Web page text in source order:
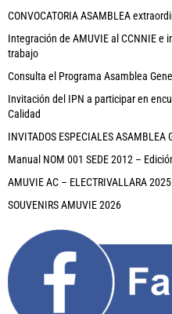
CONVOCATORIA ASAMBLEA
Integración de AMUVIE al CCNNIE e
trabajo
Consulta el Programa Asamblea
Invitación del IPN a participar en
Calidad
INVITADOS ESPECIALES
Manual NOM 001 SEDE 2012 –
AMUVIE AC – ELECTRIVALLARA 2025
SOUVENIRS AMUVIE 2026